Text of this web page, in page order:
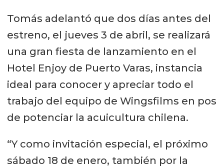
Tomás adelantó que dos días antes del
estreno, el jueves 3 de abril, se realizará
una gran fiesta de lanzamiento en el
Hotel Enjoy de Puerto Varas, instancia
ideal para conocer y apreciar todo el
trabajo del equipo de Wingsfilms en pos
de potenciar la acuicultura chilena.
“Y como invitación especial, el próximo
sábado 18 de enero, también por la